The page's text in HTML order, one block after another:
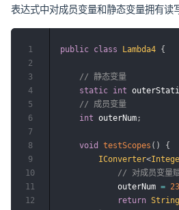
表达式中对成员变量和静态变量拥有读
public class Lambda4 {
// 静态变量
static int
// 成员变量
int outerNum ;
void testScopes ( )
{
IConverter<
// 对成员变量
            outerNum
= 23
return String
1
2
3
4
5
6
7
8
9
10
11
12